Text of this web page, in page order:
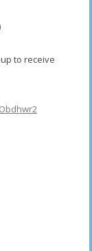
to receive